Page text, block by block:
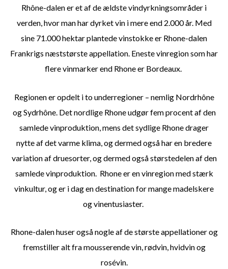
Rhône-dalen er et af de ældste vindyrkningsområder i
verden, hvor man har dyrket vin i mere end 2.000 år. Med
sine 71.000 hektar plantede vinstokke er Rhone-dalen
Frankrigs næststørste appellation. Eneste vinregion som har
flere vinmarker end Rhone er Bordeaux.
Regionen er opdelt i to underregioner – nemlig Nordrhône
og Sydrhône. Det nordlige Rhone udgør fem procent af den
samlede vinproduktion, mens det sydlige Rhone drager
nytte af det varme klima, og dermed også har en bredere
variation af druesorter, og dermed også størstedelen af den
samlede vinproduktion. Rhone er en vinregion med stærk
vinkultur, og er i dag en destination for mange madelskere
og vinentusiaster.
Rhone-dalen huser også nogle af de største appellationer og
fremstiller alt fra mousserende vin, rødvin, hvidvin og
rosévin.